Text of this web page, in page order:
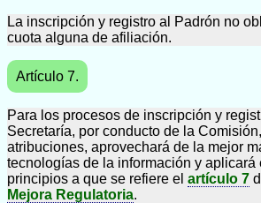
La inscripción y registro al Padrón no
cuota alguna de afiliación.
Artículo 7.
Para los procesos de inscripción y
Secretaría, por conducto de la
atribuciones, aprovechará de la mejor
tecnologías de la información y aplicará
principios a que se refiere el artículo 7
Mejora Regulatoria.